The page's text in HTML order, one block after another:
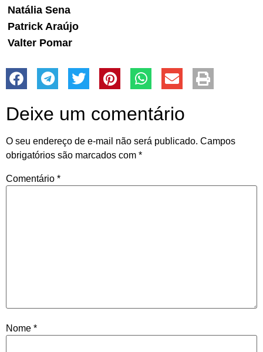
Natália Sena
Patrick Araújo
Valter Pomar
Deixe um comentário
O seu endereço de e-mail não será publicado. Campos
obrigatórios são marcados com *
Comentário *
Nome *